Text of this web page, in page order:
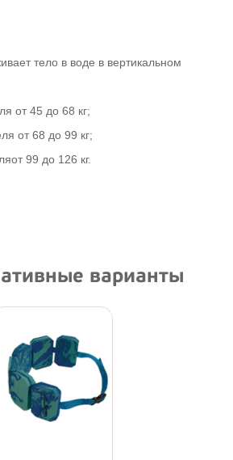
тело в воде в вертикальном
от 45 до 68 кг;
от 68 до 99 кг;
99 до 126 кг.
варианты